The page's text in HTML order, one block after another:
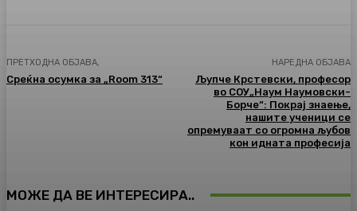
ПРЕТХОДНА ОБЈАВА,
Среќна осумка за „Room 313“
НАРЕДНА ОБЈАВА
Љупче Крстевски, професор
во СОУ„Наум Наумовски-
Борче“: Покрај знаење,
нашите ученици се
опремуваат со огромна љубов
кон идната професија
МОЖЕ ДА ВЕ ИНТЕРЕСИРА..